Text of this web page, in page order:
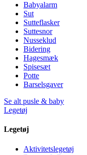
Babyalarm
Sut
Sutteflasker
Suttesnor
Nusseklud
Bidering
Hagesmæk
Spisesæt
Potte
Barselsgaver
Se alt pusle & baby
Legetøj
Legetøj
Aktivitetslegetøj